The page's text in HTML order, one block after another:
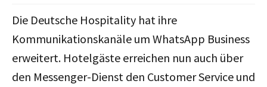
Die Deutsche Hospitality hat ihre
Kommunikationskanäle um WhatsApp Business
erweitert. Hotelgäste erreichen nun auch über
den Messenger-Dienst den Customer Service und